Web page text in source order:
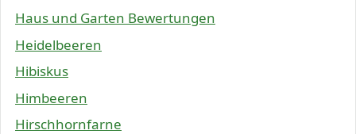
Haus und Garten Bewertungen
Heidelbeeren
Hibiskus
Himbeeren
Hirschhornfarne